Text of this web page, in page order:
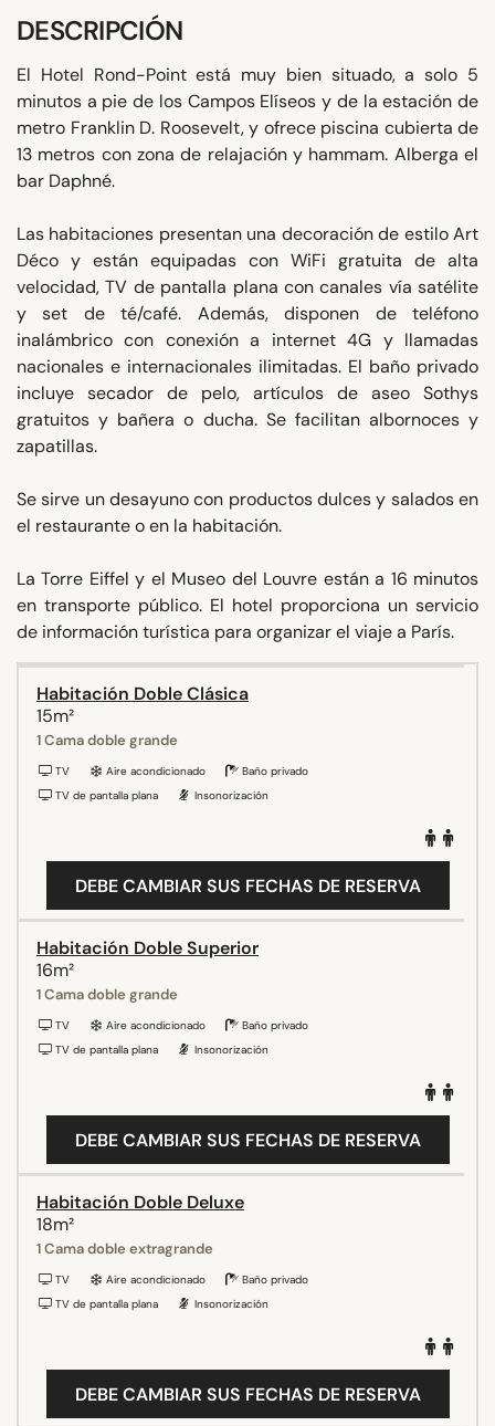
DESCRIPCIÓN
El Hotel Rond-Point está muy bien situado, a solo 5
minutos a pie de los Campos Elíseos y de la estación de
metro Franklin D. Roosevelt, y ofrece piscina cubierta de
13 metros con zona de relajación y hammam. Alberga el
bar Daphné.
Las habitaciones presentan una decoración de estilo Art
Déco y están equipadas con WiFi gratuita de alta
velocidad, TV de pantalla plana con canales vía satélite
y set de té/café. Además, disponen de teléfono
inalámbrico con conexión a internet 4G y llamadas
nacionales e internacionales ilimitadas. El baño privado
incluye secador de pelo, artículos de aseo Sothys
gratuitos y bañera o ducha. Se facilitan albornoces y
zapatillas.
Se sirve un desayuno con productos dulces y salados en
el restaurante o en la habitación.
La Torre Eiffel y el Museo del Louvre están a 16 minutos
en transporte público. El hotel proporciona un servicio
de información turística para organizar el viaje a París.
Habitación Doble Clásica
15m²
1 Cama doble grande
TV Aire acondicionado
Baño privado
TV de pantalla plana
Insonorización
DEBE CAMBIAR SUS FECHAS DE RESERVA
Habitación Doble Superior
16m²
1 Cama doble grande
TV Aire acondicionado
Baño privado
TV de pantalla plana
Insonorización
DEBE CAMBIAR SUS FECHAS DE RESERVA
Habitación Doble Deluxe
18m²
1 Cama doble extragrande
TV Aire acondicionado
Baño privado
TV de pantalla plana
Insonorización
DEBE CAMBIAR SUS FECHAS DE RESERVA